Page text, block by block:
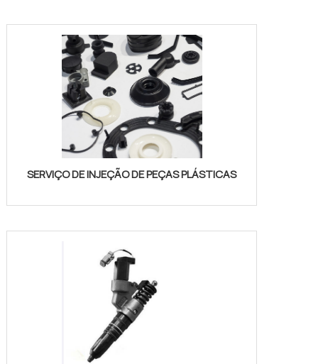
SERVIÇO DE INJEÇÃO DE PEÇAS PLÁSTICAS